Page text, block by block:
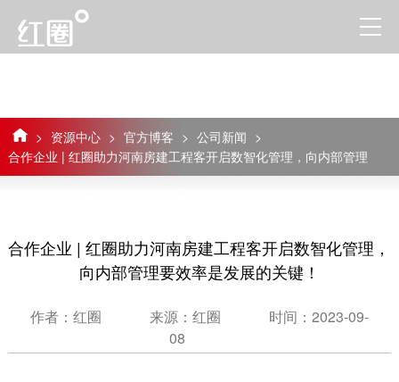
> 资源中心 > 官方博客 > 公司新闻 >
合作企业 | 红圈助力河南房建工程客开启数智化管理，向内部管理
要效率是发展的关键！
合作企业 | 红圈助力河南房建工程客开启数智化管理，
向内部管理要效率是发展的关键！
作者：红圈 来源：红圈
时间：2023-09-
08